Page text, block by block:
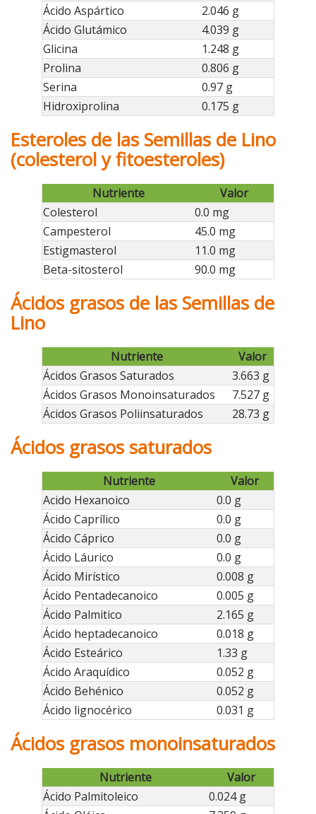
Ácido Aspártico
2.046 g
Ácido Glutámico
4.039 g
Glicina
1.248 g
Prolina
0.806 g
Serina
0.97 g
Hidroxiprolina
0.175 g
Esteroles de las Semillas de Lino
(colesterol y fitoesteroles)
Nutriente
Valor
Colesterol
0.0 mg
Campesterol
45.0 mg
Estigmasterol
11.0 mg
Beta-sitosterol
90.0 mg
Ácidos grasos de las Semillas de
Lino
Nutriente
Valor
Ácidos Grasos Saturados
3.663 g
Ácidos Grasos Monoinsaturados
7.527 g
Ácidos Grasos Poliinsaturados
28.73 g
Ácidos grasos saturados
Nutriente
Valor
Acido Hexanoico
0.0 g
Ácido Caprílico
0.0 g
Ácido Cáprico
0.0 g
Ácido Láurico
0.0 g
Ácido Mirístico
0.008 g
Ácido Pentadecanoico
0.005 g
Ácido Palmitico
2.165 g
Ácido heptadecanoico
0.018 g
Ácido Esteárico
1.33 g
Ácido Araquídico
0.052 g
Ácido Behénico
0.052 g
Ácido lignocérico
0.031 g
Ácidos grasos monoinsaturados
Nutriente
Valor
Ácido Palmitoleico
0.024 g